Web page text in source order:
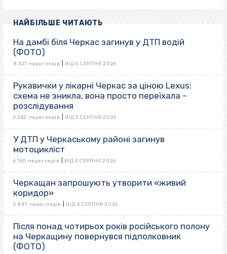
НАЙБІЛЬШЕ ЧИТАЮТЬ
На дамбі біля Черкас загинув у ДТП водій
(ФОТО)
8 321 переглядів ВІД 5 СЕРПНЯ 2026
Рукавички у лікарні Черкас за ціною Lexus:
схема не зникла, вона просто переїхала –
розслідування
6 342 переглядів ВІД 3 СЕРПНЯ 2026
У ДТП у Черкаському районі загинув
мотоцикліст
6 160 переглядів ВІД 3 СЕРПНЯ 2026
Черкащан запрошують утворити «живий
коридор»
5 887 переглядів ВІД 4 СЕРПНЯ 2026
Після понад чотирьох років російського полону
на Черкащину повернувся підполковник
(ФОТО)